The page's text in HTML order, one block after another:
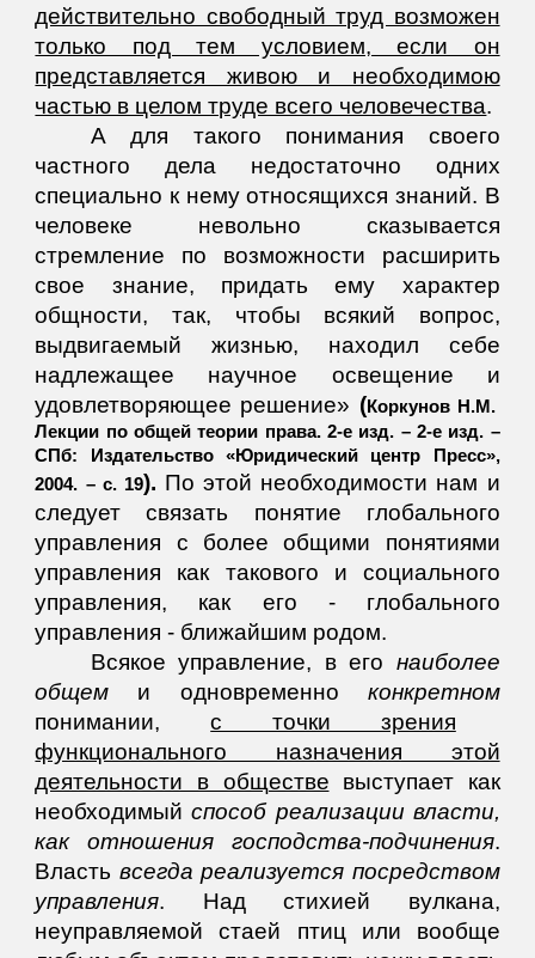
действительно свободный труд возможен
только под тем условием, если он
представляется живою и необходимою
частью в целом труде всего человечества.
А для такого понимания своего
частного дела недостаточно одних
специально к нему относящихся знаний. В
человеке невольно сказывается
стремление по возможности расширить
свое знание, придать ему характер
общности, так, чтобы всякий вопрос,
выдвигаемый жизнью, находил себе
надлежащее научное освещение и
удовлетворяющее решение» ( Коркунов Н.М.
Лекции по общей теории права. 2-е изд. – 2-е изд. –
СПб: Издательство «Юридический центр Пресс»,
2004. – с. 19). По этой необходимости нам и
следует связать понятие глобального
управления с более общими понятиями
управления как такового и социального
управления, как его - глобального
управления - ближайшим родом.
Всякое управление, в его наиболее
общем и одновременно конкретном
понимании,с точки зрения
функционального назначения этой
деятельности в обществе выступает как
необходимыйспособ реализации власти,
как отношения господства-подчинения.
Власть всегда реализуется посредством
управления. Над стихией вулкана,
неуправляемой стаей птиц или вообще